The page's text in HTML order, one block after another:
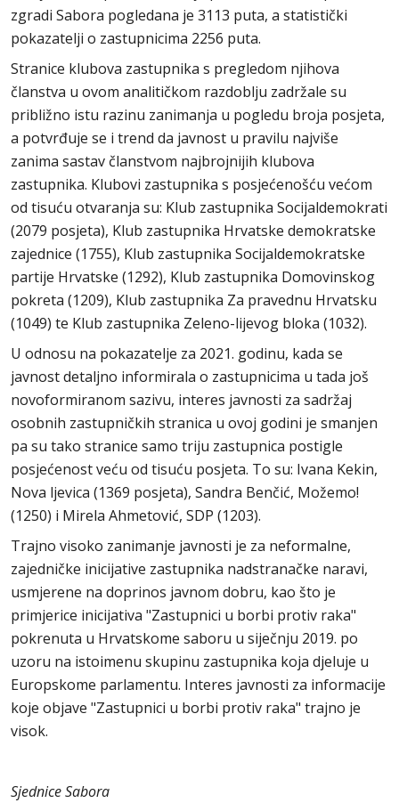
zgradi Sabora pogledana je 3113 puta, a statistički
pokazatelji o zastupnicima 2256 puta.
Stranice klubova zastupnika s pregledom njihova
članstva u ovom analitičkom razdoblju zadržale su
približno istu razinu zanimanja u pogledu broja posjeta,
a potvrđuje se i trend da javnost u pravilu najviše
zanima sastav članstvom najbrojnijih klubova
zastupnika. Klubovi zastupnika s posjećenošću većom
od tisuću otvaranja su: Klub zastupnika Socijaldemokrati
(2079 posjeta), Klub zastupnika Hrvatske demokratske
zajednice (1755), Klub zastupnika Socijaldemokratske
partije Hrvatske (1292), Klub zastupnika Domovinskog
pokreta (1209), Klub zastupnika Za pravednu Hrvatsku
(1049) te Klub zastupnika Zeleno-lijevog bloka (1032).
U odnosu na pokazatelje za 2021. godinu, kada se
javnost detaljno informirala o zastupnicima u tada još
novoformiranom sazivu, interes javnosti za sadržaj
osobnih zastupničkih stranica u ovoj godini je smanjen
pa su tako stranice samo triju zastupnica postigle
posjećenost veću od tisuću posjeta. To su: Ivana Kekin,
Nova ljevica (1369 posjeta), Sandra Benčić, Možemo!
(1250) i Mirela Ahmetović, SDP (1203).
Trajno visoko zanimanje javnosti je za neformalne,
zajedničke inicijative zastupnika nadstranačke naravi,
usmjerene na doprinos javnom dobru, kao što je
primjerice inicijativa "Zastupnici u borbi protiv raka"
pokrenuta u Hrvatskome saboru u siječnju 2019. po
uzoru na istoimenu skupinu zastupnika koja djeluje u
Europskome parlamentu. Interes javnosti za informacije
koje objave "Zastupnici u borbi protiv raka" trajno je
visok.
Sjednice Sabora